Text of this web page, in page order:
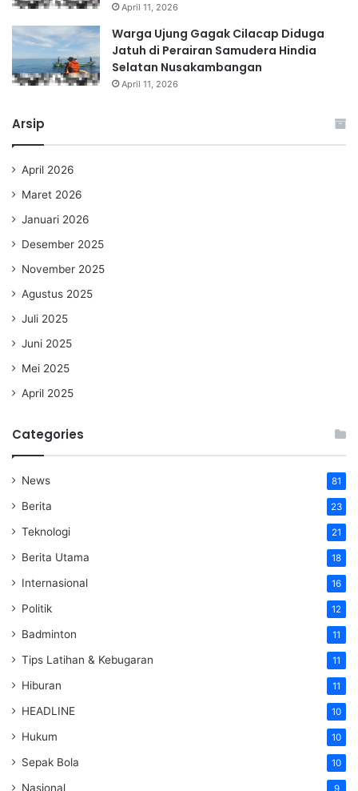
April 11, 2026
Warga Ujung Gagak Cilacap Diduga
Jatuh di Perairan Samudera Hindia
Selatan Nusakambangan
April 11, 2026
Arsip
April 2026
Maret 2026
Januari 2026
Desember 2025
November 2025
Agustus 2025
Juli 2025
Juni 2025
Mei 2025
April 2025
Categories
News 81
Berita 23
Teknologi 21
Berita Utama 18
Internasional 16
Politik 12
Badminton 11
Tips Latihan & Kebugaran 11
Hiburan 11
HEADLINE 10
Hukum 10
Sepak Bola 10
Nasional